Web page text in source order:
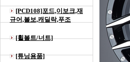
[PCD108]포드,이보크,재
규어,볼보,캐딜락,푸조
[휠볼트/너트]
[튜닝용품]